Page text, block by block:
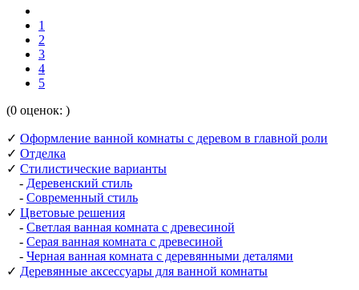
1
2
3
4
5
(0 оценок: )
✓ Оформление ванной комнаты с деревом в главной роли
✓ Отделка
✓ Стилистические варианты
- Деревенский стиль
- Современный стиль
✓ Цветовые решения
- Светлая ванная комната с древесиной
- Серая ванная комната с древесиной
- Черная ванная комната с деревянными деталями
✓ Деревянные аксессуары для ванной комнаты